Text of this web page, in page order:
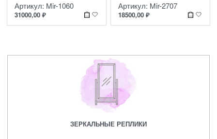
Артикул: Mir-1060
31000,00 ₽
Артикул: Mir-2707
18500,00 ₽
ЗЕРКАЛЬНЫЕ РЕПЛИКИ